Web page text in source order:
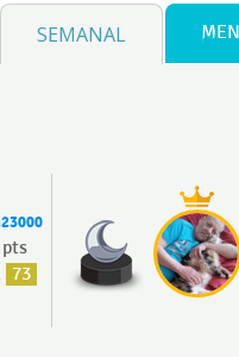
SEMANAL
73